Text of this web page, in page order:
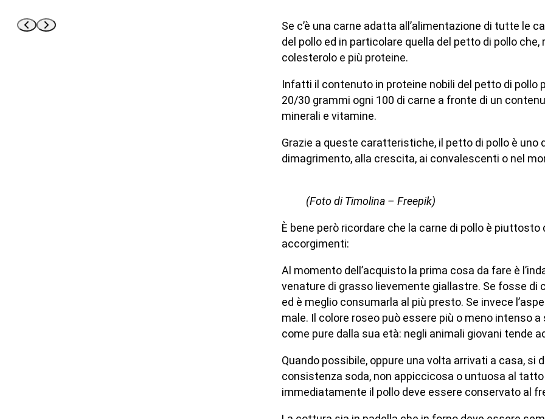
Se c’è una carne adatta all’alimentazione di tutte le
del pollo ed in particolare quella del petto di pollo
colesterolo e più proteine.
Infatti il contenuto in proteine nobili del petto di pollo
20/30 grammi ogni 100 di carne a fronte di un
minerali e vitamine.
Grazie a queste caratteristiche, il petto di pollo è
dimagrimento, alla crescita, ai convalescenti o nel
(Foto di Timolina – Freepik)
È bene però ricordare che la carne di pollo è
accorgimenti:
Al momento dell’acquisto la prima cosa da fare è
venature di grasso lievemente giallastre. Se fosse
ed è meglio consumarla al più presto. Se invece
male. Il colore roseo può essere più o meno intenso
come pure dalla sua età: negli animali giovani tende
Quando possibile, oppure una volta arrivati a casa,
consistenza soda, non appiccicosa o untuosa al
immediatamente il pollo deve essere conservato al